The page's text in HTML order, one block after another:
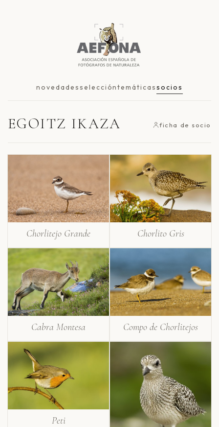
novedadesseleccióntemáticassocios
EGOITZ IKAZA ficha de socio
Chorlitejo Grande Chorlito Gris
Cabra Montesa Compo de Chorlitejos
Peti